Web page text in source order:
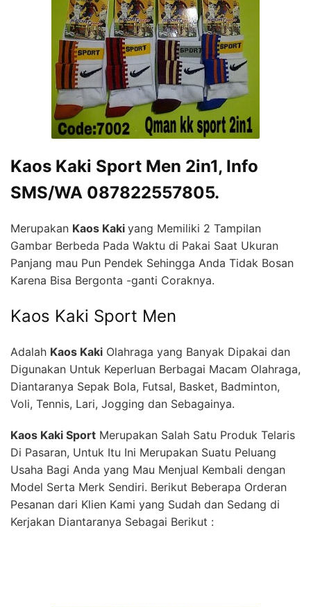
Kaos Kaki Sport Men 2in1, Info
SMS/WA 087822557805.
Merupakan Kaos Kaki yang Memiliki 2 Tampilan
Gambar Berbeda Pada Waktu di Pakai Saat Ukuran
Panjang mau Pun Pendek Sehingga Anda Tidak Bosan
Karena Bisa Bergonta -ganti Coraknya.
Kaos Kaki Sport Men
Adalah Kaos Kaki Olahraga yang Banyak Dipakai dan
Digunakan Untuk Keperluan Berbagai Macam Olahraga,
Diantaranya Sepak Bola, Futsal, Basket, Badminton,
Voli, Tennis, Lari, Jogging dan Sebagainya.
Kaos Kaki Sport Merupakan Salah Satu Produk Telaris
Di Pasaran, Untuk Itu Ini Merupakan Suatu Peluang
Usaha Bagi Anda yang Mau Menjual Kembali dengan
Model Serta Merk Sendiri. Berikut Beberapa Orderan
Pesanan dari Klien Kami yang Sudah dan Sedang di
Kerjakan Diantaranya Sebagai Berikut :